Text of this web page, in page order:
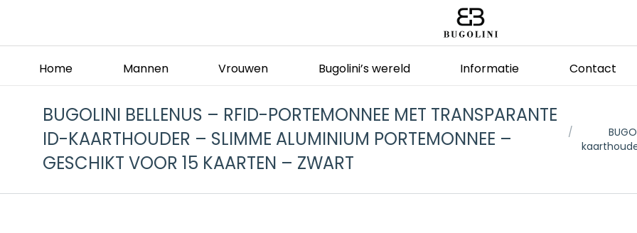
Home Mannen Vrouwen Bugolini’s wereld Informatie Contact
BUGOLINI BELLENUS – RFID-PORTEMONNEE MET TRANSPARANTE
ID-KAARTHOUDER – SLIMME ALUMINIUM PORTEMONNEE –
GESCHIKT VOOR 15 KAARTEN – ZWART